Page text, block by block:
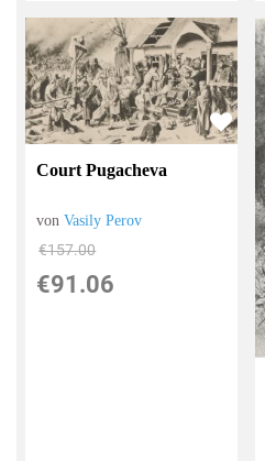
Court Pugacheva
vonVasily Perov
€157.00
€91.06